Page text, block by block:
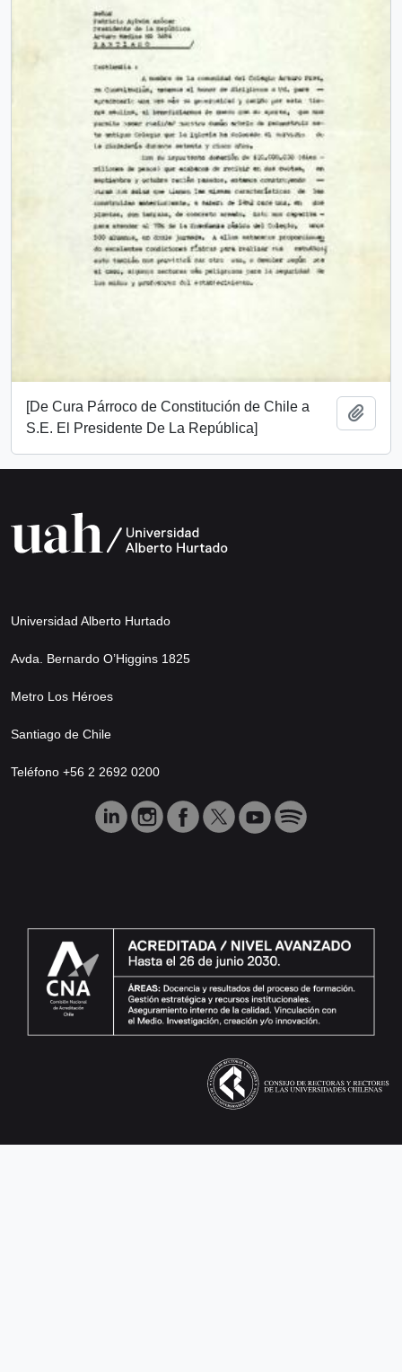
[De Cura Párroco de Constitución de Chile a
S.E. El Presidente De La República]
Universidad Alberto Hurtado
Avda. Bernardo O’Higgins 1825
Metro Los Héroes
Santiago de Chile
Teléfono +56 2 2692 0200